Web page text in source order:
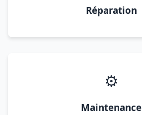
Réparation
⚙️
Maintenance